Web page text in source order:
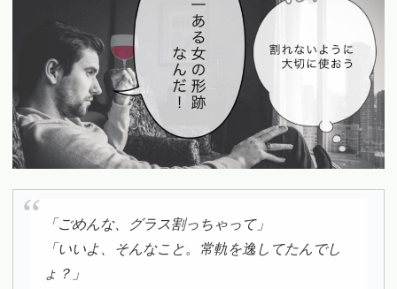
「ごめんな、グラス割っちゃって」
「いいよ、そんなこと。常軌を逸してたんでし
ょ？」